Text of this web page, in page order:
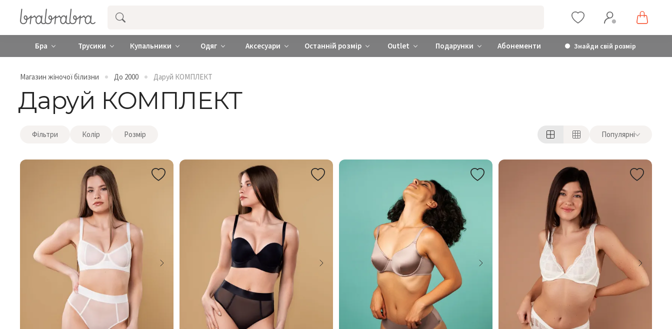
Купити нижню жіночу білизну ❤️ brabrabra ❤️ Київ та Україна
Бра Трусики Купальники Одяг Аксесуари Останній розмір Outlet Подарунки Абонементи Знайди свій розмір
Магазин жіночої білизни До 2000 Даруй КОМПЛЕКТ
Даруй КОМПЛЕКТ
Фільтри Колір Розмір Популярні